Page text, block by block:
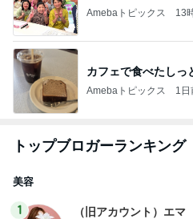
Amebaトピックス 13
カフェで食べたしっ
Amebaトピックス 1日
トップブロガーランキング
美容
1
（旧アカウント）エマ